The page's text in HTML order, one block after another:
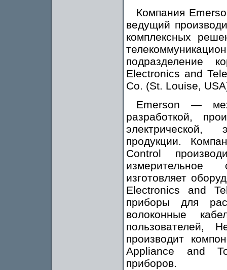
Компания
ведущий
комплексных
подразделение
Electronics and
Co. (St. Louise,
Emerson —
разработкой,
электрической,
продукции.
Control
измерительное
изготовляет
Electronics and
приборы для
волоконные
пользователей,
производит
Appliance and
приборов.